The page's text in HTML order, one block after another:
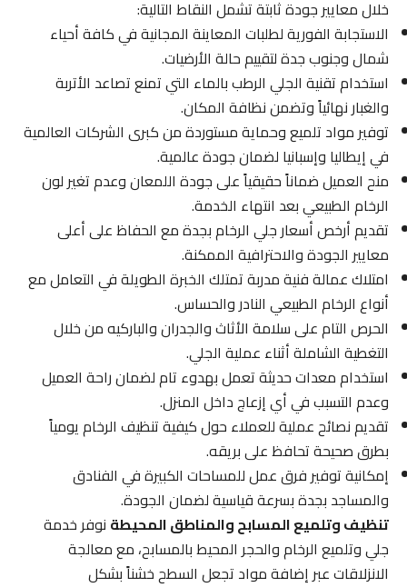
خلال معايير جودة ثابتة تشمل النقاط التالية:
الاستجابة الفورية لطلبات المعاينة المجانية في كافة أحياء
شمال وجنوب جدة لتقييم حالة الأرضيات.
استخدام تقنية الجلي الرطب بالماء التي تمنع تصاعد الأتربة
والغبار نهائياً وتضمن نظافة المكان.
توفير مواد تلميع وحماية مستوردة من كبرى الشركات العالمية
في إيطاليا وإسبانيا لضمان جودة عالمية.
منح العميل ضماناً حقيقياً على جودة اللمعان وعدم تغير لون
الرخام الطبيعي بعد انتهاء الخدمة.
تقديم أرخص أسعار جلي الرخام بجدة مع الحفاظ على أعلى
معايير الجودة والاحترافية الممكنة.
امتلاك عمالة فنية مدربة تمتلك الخبرة الطويلة في التعامل مع
أنواع الرخام الطبيعي النادر والحساس.
الحرص التام على سلامة الأثاث والجدران والباركيه من خلال
التغطية الشاملة أثناء عملية الجلي.
استخدام معدات حديثة تعمل بهدوء تام لضمان راحة العميل
وعدم التسبب في أي إزعاج داخل المنزل.
تقديم نصائح عملية للعملاء حول كيفية تنظيف الرخام يومياً
بطرق صحيحة تحافظ على بريقه.
إمكانية توفير فرق عمل للمساحات الكبيرة في الفنادق
والمساجد بجدة بسرعة قياسية لضمان الجودة.
تنظيف وتلميع المسابح والمناطق المحيطةنوفر خدمة
جلي وتلميع الرخام والحجر المحيط بالمسابح، مع معالجة
الانزلاقات عبر إضافة مواد تجعل السطح خشناً بشكل